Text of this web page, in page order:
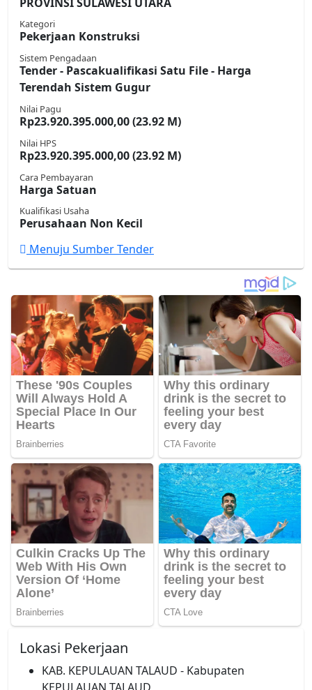
Kategori
Pekerjaan Konstruksi
Sistem Pengadaan
Tender - Pascakualifikasi Satu File - Harga
Terendah Sistem Gugur
Nilai Pagu
Rp23.920.395.000,00 (23.92 M)
Nilai HPS
Rp23.920.395.000,00 (23.92 M)
Cara Pembayaran
Harga Satuan
Kualifikasi Usaha
Perusahaan Non Kecil
Menuju Sumber Tender
Lokasi Pekerjaan
KAB. KEPULAUAN TALAUD - Kabupaten